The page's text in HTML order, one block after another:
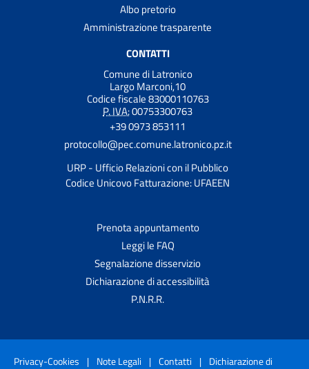
Albo pretorio
Amministrazione trasparente
CONTATTI
Comune di Latronico
Largo Marconi,10
Codice fiscale 83000110763
P. IVA:00753300763
+39 0973 853111
protocollo@pec.comune.latronico.pz.it
URP - Ufficio Relazioni con il Pubblico
Codice Unicovo Fatturazione: UFAEEN
Prenota appuntamento
Leggi le FAQ
Segnalazione disservizio
Dichiarazione di accessibilità
P.N.R.R.
Privacy-Cookies | Note Legali | Contatti | Dichiarazione di